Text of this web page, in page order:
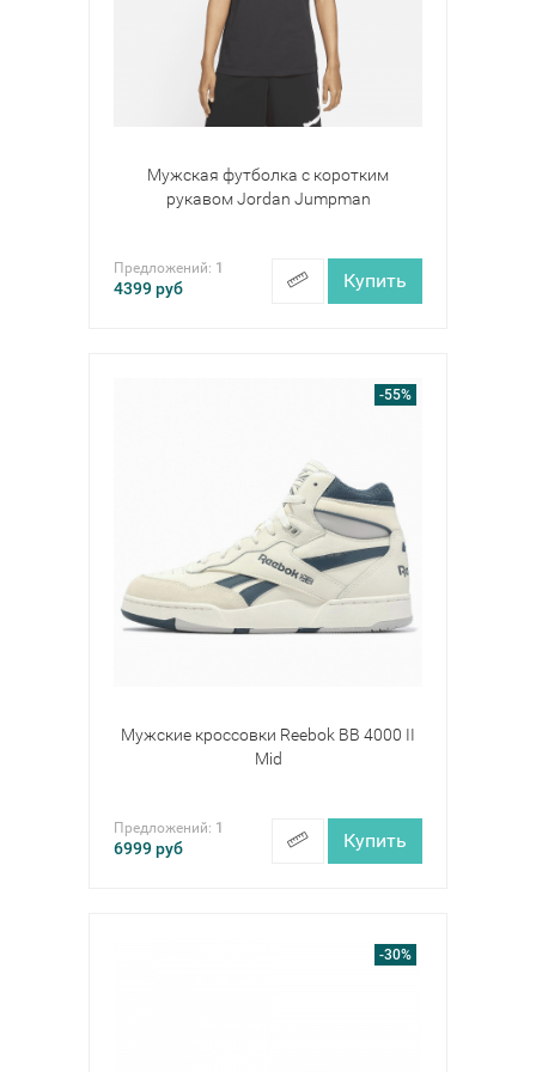
Мужская футболка с коротким
рукавом Jordan Jumpman
Предложений: 1
4399руб Купить
-55%
Мужские кроссовки Reebok BB 4000 II
Mid
Предложений: 1
6999руб Купить
-30%